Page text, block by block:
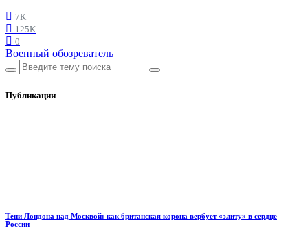
7K
125K
0
Военный обозреватель
Публикации
Тени Лондона над Москвой: как британская корона вербует «элиту» в сердце
России